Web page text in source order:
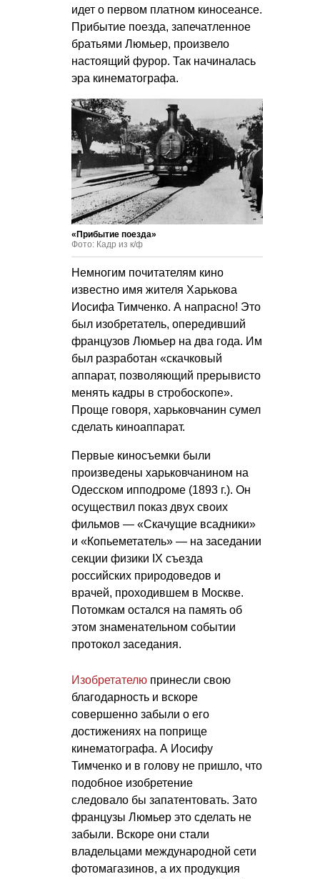
идет о первом платном киносеансе.
Прибытие поезда, запечатленное
братьями Люмьер, произвело
настоящий фурор. Так начиналась
эра кинематографа.
«Прибытие поезда»
Фото: Кадр из к/ф
Немногим почитателям кино
известно имя жителя Харькова
Иосифа Тимченко. А напрасно! Это
был изобретатель, опередивший
французов Люмьер на два года. Им
был разработан «скачковый
аппарат, позволяющий прерывисто
менять кадры в стробоскопе».
Проще говоря, харьковчанин сумел
сделать киноаппарат.
Первые киносъемки были
произведены харьковчанином на
Одесском ипподроме (1893 г.). Он
осуществил показ двух своих
фильмов — «Скачущие всадники»
и «Копьеметатель» — на заседании
секции физики IX съезда
российских природоведов и
врачей, проходившем в Москве.
Потомкам остался на память об
этом знаменательном событии
протокол заседания.
Изобретателю принесли свою
благодарность и вскоре
совершенно забыли о его
достижениях на поприще
кинематографа. А Иосифу
Тимченко и в голову не пришло, что
подобное изобретение
следовало бы запатентовать. Зато
французы Люмьер это сделать не
забыли. Вскоре они стали
владельцами международной сети
фотомагазинов, а их продукция